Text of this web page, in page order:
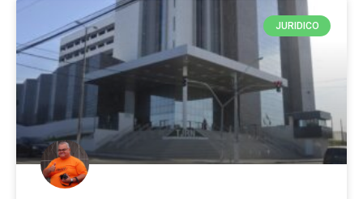
JURIDICO